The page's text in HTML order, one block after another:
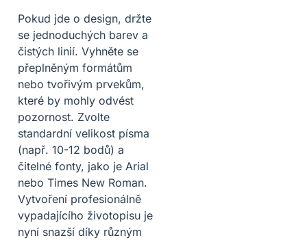
Pokud jde o design, držte
se jednoduchých barev a
čistých linií. Vyhněte se
přeplněným formátům
nebo tvořivým prvekům,
které by mohly odvést
pozornost. Zvolte
standardní velikost písma
(např. 10-12 bodů) a
čitelné fonty, jako je Arial
nebo Times New Roman.
Vytvoření profesionálně
vypadajícího životopisu je
nyní snazší díky různým